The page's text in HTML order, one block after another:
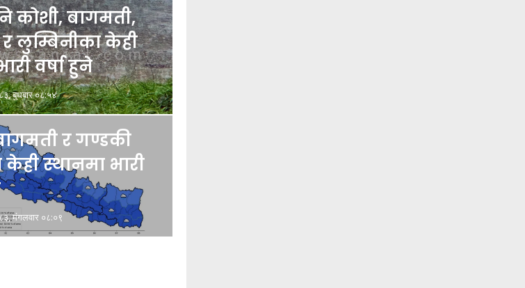
कोशी, बागमती,
लुम्बिनीका केही
वर्षा हुने
बुधबार ०८:५४
र गण्डकी
केही स्थानमा भारी
मंगलवार ०८:०९